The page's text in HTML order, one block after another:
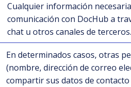
Cualquier información
comunicación con DocHub a
chat u otros canales de terceros.
En determinados casos, otras
(nombre, dirección de correo
compartir sus datos de